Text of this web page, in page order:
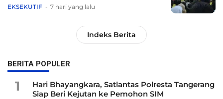
EKSEKUTIF 7 hari yang lalu
Indeks Berita
BERITA POPULER
1
Hari Bhayangkara, Satlantas Polresta Tangerang
Siap Beri Kejutan ke Pemohon SIM